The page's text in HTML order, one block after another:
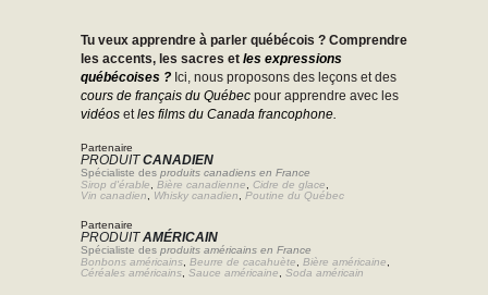
Tu veux apprendre à parler québécois ? Comprendre
les accents, les sacres et les expressions
québécoises ? Ici, nous proposons des leçons et des
cours de français du Québec pour apprendre avec les
vidéos etles films du Canada francophone.
Partenaire
PRODUITCANADIEN
Spécialiste des produits canadiens en France
Sirop d'érable, Bière canadienne, Cidre de glace,
Vin canadien, Whisky canadien, Poutine du Québec
Partenaire
PRODUITAMÉRICAIN
Spécialiste des produits américains en France
Bonbons américains, Beurre de cacahuète, Bière américaine,
Céréales américains, Sauce américaine, Soda américain